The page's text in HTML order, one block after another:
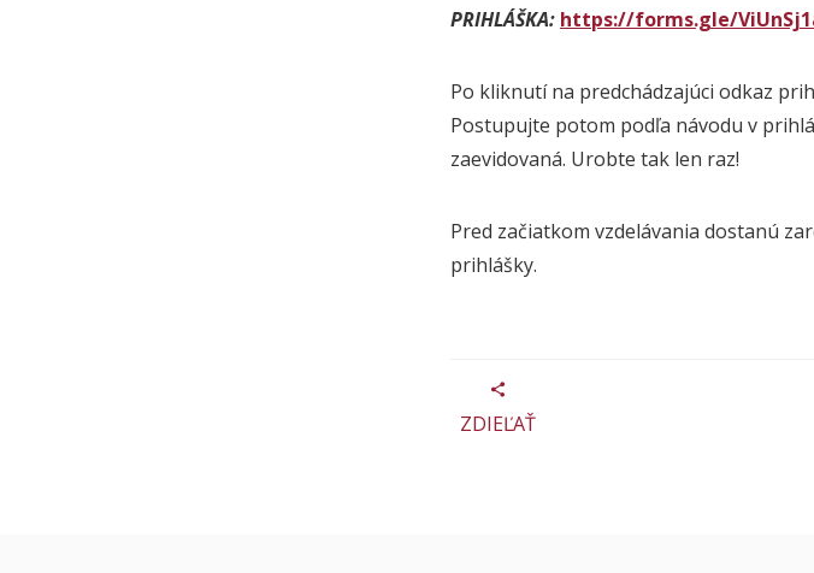
PRIHLÁŠKA: https://forms.gle/
Po kliknutí na predchádzajúci odkaz
Postupujte potom podľa návodu v
zaevidovaná. Urobte tak len raz!
Pred začiatkom vzdelávania dostanú
prihlášky.
ZDIEĽAŤ